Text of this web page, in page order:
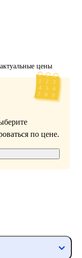
цены
по цене.